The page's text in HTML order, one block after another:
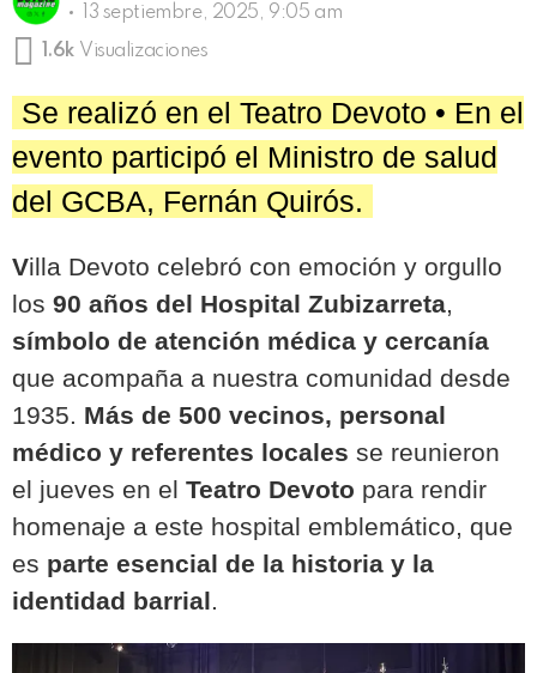
13 septiembre, 2025, 9:05 am
1.6k Visualizaciones
Se realizó en el Teatro Devoto • En el
evento participó el Ministro de salud
del GCBA, Fernán Quirós.
Villa Devoto celebró con emoción y orgullo
los 90 años del Hospital Zubizarreta,
símbolo de atención médica y cercanía
que acompaña a nuestra comunidad desde
1935. Más de 500 vecinos, personal
médico y referentes locales se reunieron
el jueves en el Teatro Devoto para rendir
homenaje a este hospital emblemático, que
es parte esencial de la historia y la
identidad barrial.